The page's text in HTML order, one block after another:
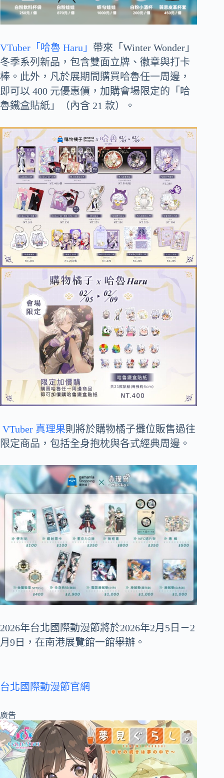
VTuber「哈魯 Haru」 帶來「Winter Wonder」
冬季系列新品，包含雙面立牌、徽章與打卡
棒。此外，凡於展期間購買哈魯任一周邊，
即可以 400 元優惠價，加購會場限定的「哈
魯鐵盒貼紙」（內含 21 款）。
VTuber 真理果則將於購物橘子攤位販售過往
限定商品，包括全身抱枕與各式經典周邊。
2026年台北國際動漫節將於2026年2月5日－2
月9日，在南港展覽館一館舉辦。
台北國際動漫節官網
廣告